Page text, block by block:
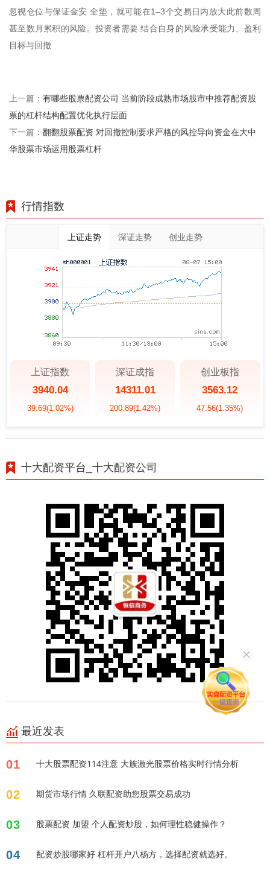
忽视仓位与保证金安 全垫，就可能在1–3个交易日内放大此前数周
甚至数月累积的风险。投资者需要 结合自身的风险承受能力、盈利
目标与回撤
上一篇： 有哪些股票配资公司 当前阶段成熟市场股市中推荐配资股
票的杠杆结构配置优化执行层面
下一篇： 翻翻股票配资 对回撤控制要求严格的风控导向资金在大中
华股票市场运用股票杠杆
行情指数
上证走势 深证走势 创业走势
上证指数
3940.04
39.69(1.02%)
深证成指
14311.01
200.89(1.42%)
创业板指
3563.12
47.56(1.35%)
十大配资平台_十大配资公司
最近发表
01 十大股票配资114注意 大族激光股票价格实时行情分析
02 期货市场行情 久联配资助您股票交易成功
03 股票配资 加盟 个人配资炒股，如何理性稳健操作？
04 配资炒股哪家好 杠杆开户八杨方，选择配资就选好。